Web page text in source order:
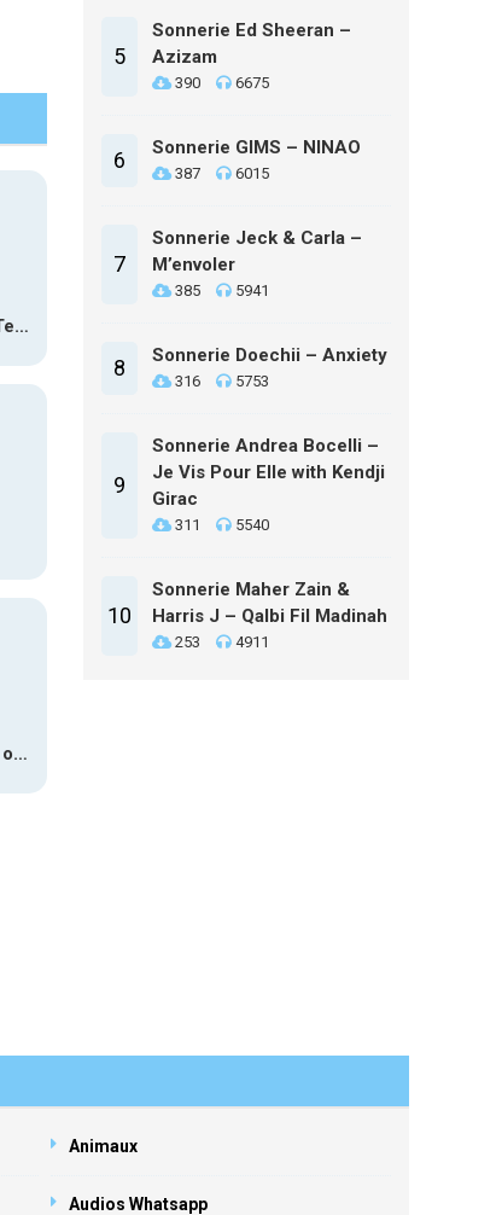
Calm Inspiring Technology Logo
Paquet cadeau, ouverture #1
5
Sonnerie Ed Sheeran –
Azizam
390 6675
6 Sonnerie GIMS – NINAO
387 6015
7
Sonnerie Jeck & Carla –
M’envoler
385 5941
8 Sonnerie Doechii – Anxiety
316 5753
9
Sonnerie Andrea Bocelli –
Je Vis Pour Elle with Kendji
Girac
311 5540
10
Sonnerie Maher Zain &
Harris J – Qalbi Fil Madinah
253 4911
Animaux
Audios Whatsapp